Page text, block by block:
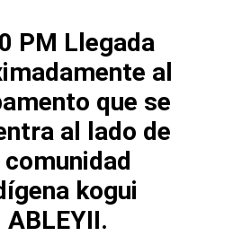
al
que se
al lado de
comunidad
kogui
ABLEYII.